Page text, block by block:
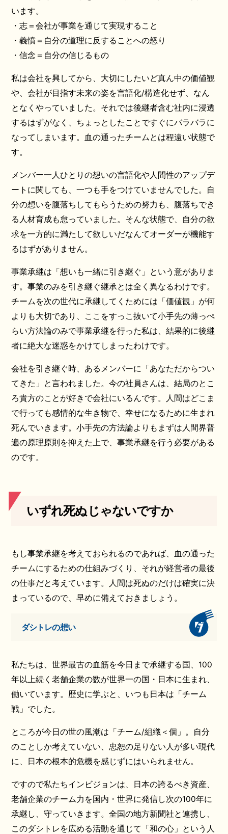
います。
・志＝会社が事業を通じて実現すること
・義憤＝自分の道理に反することへの怒り
・信念＝自分の信じるもの
私は会社を興してから、大切にしたいど真ん中の価値観
や、会社が目指す未来の姿を言語化/構造化せず、なん
となくやっていました。それでは後継者含む社内に浸透
するはずがなく、ちょっとしたことですぐにバラバラに
なってしまいます。血の通ったチームとは程遠い状態で
す。
メンバー一人ひとりの想いの言語化や人間性のアップデ
ートに関しても、一つも手をつけていませんでした。自
分の想いを腹落ちしてもらうための努力も、腹落ちでき
る人材育成も怠っていました。そんな状態で、自分の欲
求を一方的に満たして欲しいだなんてオーダーが機能す
るはずがありません。
事業承継は「想いも一緒に引き継ぐ」という意がありま
す。事業のみを引き継ぐ継承とは全く異なるわけです。
チームを次の世代に承継してくためには「価値観」が何
よりも大切であり、ここをすっこ抜いて小手先の薄っぺ
らい方法論のみで事業承継を行った私は、結果的に後継
者に絶大な迷惑をかけてしまったわけです。
会社を引き継ぐ時、あるメンバーに「あなただからつい
てきた」と言われました。今の社員さんは、結局のとこ
ろ貴方のことが好きで会社にいるんです。人間はどこま
で行っても感情的な生き物で、幸せになるために生まれ
死んでいきます。小手先の方法論よりもまずは人間界普
遍の原理原則を抑えた上で、事業承継を行う必要がある
のです。
いずれ死ぬじゃないですか
もし事業承継を考えておられるのであれば、血の通った
チームにするための仕組みづくり、それが経営者の最後
の仕事だと考えています。人間は死ぬのだけは確実に決
まっているので、早めに備えておきましょう。
ダシトレの想い
私たちは、世界最古の血筋を今日まで承継する国、100
年以上続く老舗企業の数が世界一の国・日本に生まれ、
働いています。歴史に学ぶと、いつも日本は「チーム
戦」でした。
ところが今日の世の風潮は「チーム/組織＜個」。自分
のことしか考えていない、忠恕の足りない人が多い現代
に、日本の根本的危機を感じずにはいられません。
ですので私たちインビジョンは、日本の誇るべき資産、
老舗企業のチーム力を国内・世界に発信し次の100年に
承継し、守っていきます。全国の地方新聞社と連携し、
このダシトレを広める活動を通じて「和の心」という人